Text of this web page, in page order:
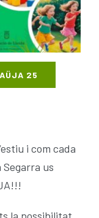
26
25
i com cada
us
la possibilitat